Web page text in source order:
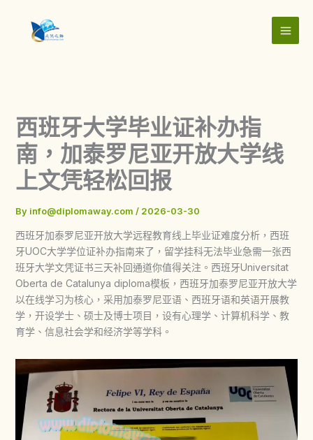
content
西班牙大学毕业证补办指
南，加泰罗尼亚开放大学线
上文凭轻松回报
By info@diplomaway.com / 2026-03-30
西班牙加泰罗尼亚开放大学远程教育线上毕业证难度分析，西班
牙UOC大学学位证补办指南来了，留学挂科无法毕业急需一张西
班牙大学文凭证书三天补回通道你值得关注。西班牙Universitat
Oberta de Catalunya diploma模板，西班牙加泰罗尼亚开放大学
以在线学习为核心，采用加泰罗尼亚语、西班牙语和英语开展教
学，开设学士、硕士及博士项目，设有心理学、计算机科学、教
育学、信息社会学和经济学等学科。